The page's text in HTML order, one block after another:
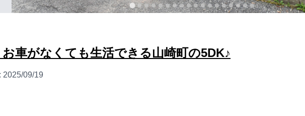
お車がなくても生活できる山崎町の5DK♪
2025/09/19